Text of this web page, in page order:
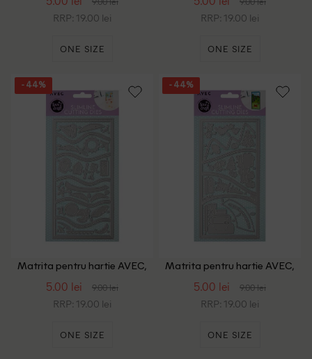
RRP: 19.00 lei
ONE SIZE
RRP: 19.00 lei
ONE SIZE
- 44%
Matrita pentru hartie AVEC,
5.00 lei 9.00 lei
RRP: 19.00 lei
ONE SIZE
- 44%
Matrita pentru hartie AVEC,
5.00 lei 9.00 lei
RRP: 19.00 lei
ONE SIZE